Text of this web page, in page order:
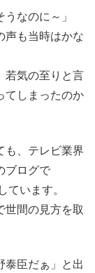
なのに～」
声も当時はかな
若気の至りと言
てしまったのか
も、テレビ業界
ブログで
ています。
世間の見方を取
泰臣だぁ」と出